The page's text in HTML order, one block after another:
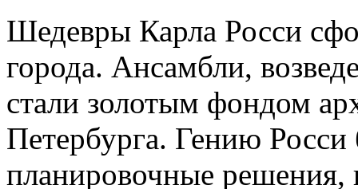
Шедевры Карла Росси
города. Ансамбли,
стали золотым фондом
Петербурга. Гению
планировочные решения,